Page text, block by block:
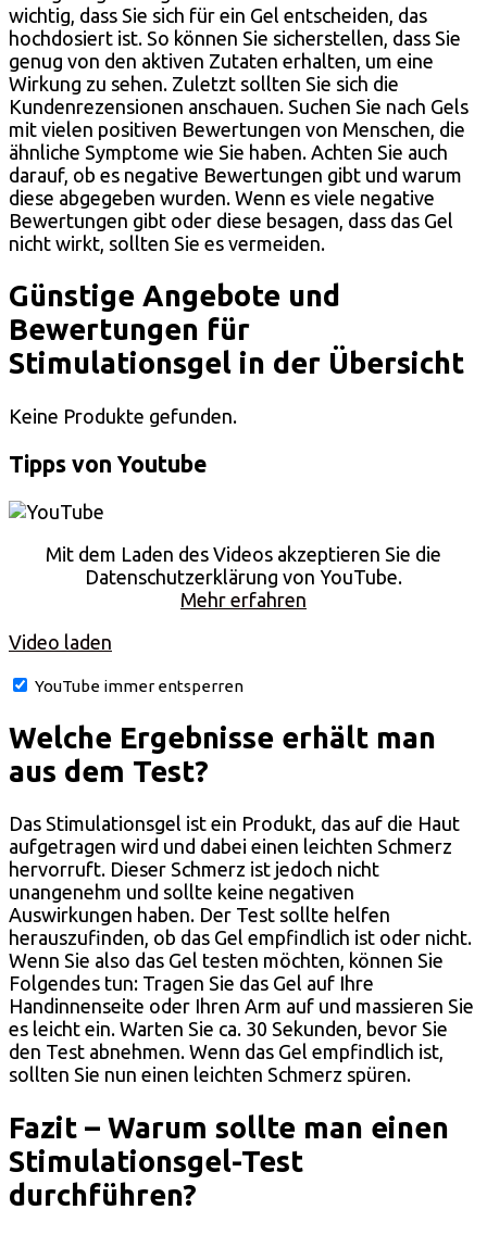
wichtig, dass Sie sich für ein Gel entscheiden, das
hochdosiert ist. So können Sie sicherstellen, dass Sie
genug von den aktiven Zutaten erhalten, um eine
Wirkung zu sehen. Zuletzt sollten Sie sich die
Kundenrezensionen anschauen. Suchen Sie nach Gels
mit vielen positiven Bewertungen von Menschen, die
ähnliche Symptome wie Sie haben. Achten Sie auch
darauf, ob es negative Bewertungen gibt und warum
diese abgegeben wurden. Wenn es viele negative
Bewertungen gibt oder diese besagen, dass das Gel
nicht wirkt, sollten Sie es vermeiden.
Günstige Angebote und
Bewertungen für
Stimulationsgel in der Übersicht
Keine Produkte gefunden.
Tipps von Youtube
Mit dem Laden des Videos akzeptieren Sie die
Datenschutzerklärung von YouTube.
Mehr erfahren
Video laden
YouTube immer entsperren
Welche Ergebnisse erhält man
aus dem Test?
Das Stimulationsgel ist ein Produkt, das auf die Haut
aufgetragen wird und dabei einen leichten Schmerz
hervorruft. Dieser Schmerz ist jedoch nicht
unangenehm und sollte keine negativen
Auswirkungen haben. Der Test sollte helfen
herauszufinden, ob das Gel empfindlich ist oder nicht.
Wenn Sie also das Gel testen möchten, können Sie
Folgendes tun: Tragen Sie das Gel auf Ihre
Handinnenseite oder Ihren Arm auf und massieren Sie
es leicht ein. Warten Sie ca. 30 Sekunden, bevor Sie
den Test abnehmen. Wenn das Gel empfindlich ist,
sollten Sie nun einen leichten Schmerz spüren.
Fazit – Warum sollte man einen
Stimulationsgel-Test
durchführen?